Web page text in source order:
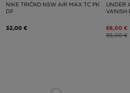
NIKE TRIČKO NSW AIR MAX TC PK
DF
32,00 €
UNDER
VANISH
68,00 €
85,00 €